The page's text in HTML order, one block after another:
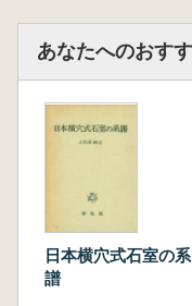
あなたへのおす
日本横穴式石室の系
譜